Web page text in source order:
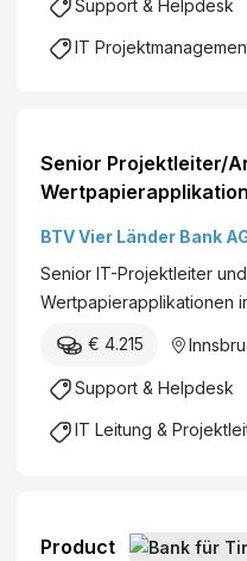
Support & Helpdesk
IT
Senior Projektleiter/
BTV Vier Länder Bank
Senior IT-Projektleiter
Wertpapierapplikationen
€ 4.215
Support & Helpdesk
IT Leitung &
Product